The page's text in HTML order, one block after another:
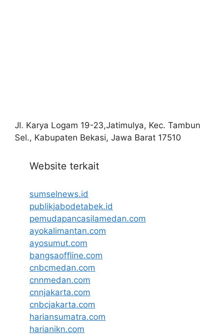
Jl. Karya Logam 19-23,Jatimulya, Kec. Tambun
Sel., Kabupaten Bekasi, Jawa Barat 17510
Website terkait
sumselnews.id
publikjabodetabek.id
pemudapancasilamedan.com
ayokalimantan.com
ayosumut.com
bangsaoffline.com
cnbcmedan.com
cnnmedan.com
cnnjakarta.com
cnbcjakarta.com
hariansumatra.com
harianikn.com